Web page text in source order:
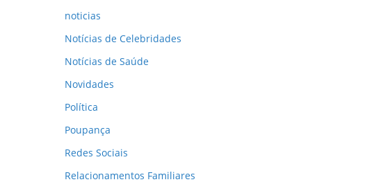
noticias
Notícias de Celebridades
Notícias de Saúde
Novidades
Política
Poupança
Redes Sociais
Relacionamentos Familiares